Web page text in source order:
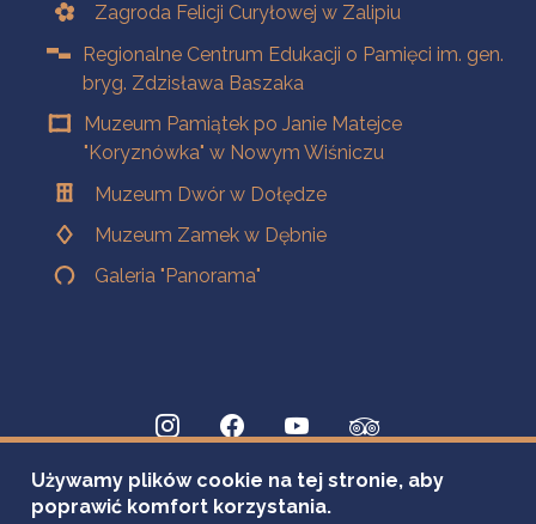
Zagroda Felicji Curyłowej w Zalipiu
Regionalne Centrum Edukacji o Pamięci im. gen.
bryg. Zdzisława Baszaka
Muzeum Pamiątek po Janie Matejce
"Koryznówka" w Nowym Wiśniczu
Muzeum Dwór w Dołędze
Muzeum Zamek w Dębnie
Galeria "Panorama"
Używamy plików cookie na tej stronie, aby
poprawić komfort korzystania.